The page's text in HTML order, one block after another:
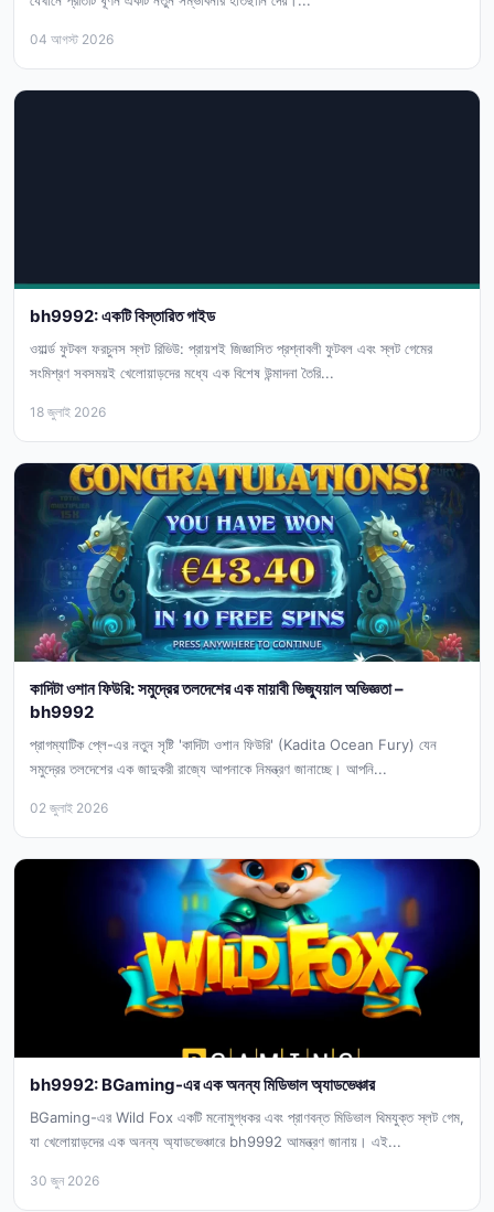
04 আগস্ট 2026
bh9992: একটি বিস্তারিত গাইড
ওয়ার্ল্ড ফুটবল ফরচুনস স্লট রিভিউ: প্রায়শই জিজ্ঞাসিত প্রশ্নাবলী ফুটবল এবং স্লট গেমের
সংমিশ্রণ সবসময়ই খেলোয়াড়দের মধ্যে এক বিশেষ উন্মাদনা তৈরি...
18 জুলাই 2026
কাদিটা ওশান ফিউরি: সমুদ্রের তলদেশের এক মায়াবী ভিজ্যুয়াল অভিজ্ঞতা –
bh9992
প্রাগম্যাটিক প্লে-এর নতুন সৃষ্টি 'কাদিটা ওশান ফিউরি' (Kadita Ocean Fury) যেন
সমুদ্রের তলদেশের এক জাদুকরী রাজ্যে আপনাকে নিমন্ত্রণ জানাচ্ছে। আপনি...
02 জুলাই 2026
bh9992: BGaming-এর এক অনন্য মিডিভাল অ্যাডভেঞ্চার
BGaming-এর Wild Fox একটি মনোমুগ্ধকর এবং প্রাণবন্ত মিডিভাল থিমযুক্ত স্লট গেম,
যা খেলোয়াড়দের এক অনন্য অ্যাডভেঞ্চারে bh9992 আমন্ত্রণ জানায়। এই...
30 জুন 2026